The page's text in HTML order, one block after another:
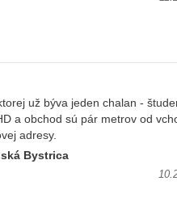
už býva jeden chalan -
a obchod sú pár metrov od
adresy.
Bystrica